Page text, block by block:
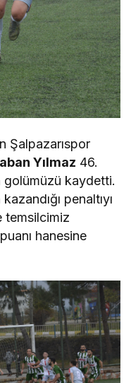
Şalpazarıspor
Yılmaz 46.
golümüzü kaydetti.
penaltıyı
temsilcimiz
hanesine